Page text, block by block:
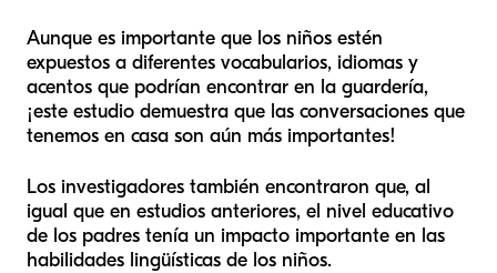
Aunque es importante que los niños estén
expuestos a diferentes vocabularios, idiomas y
acentos que podrían encontrar en la guardería,
¡este estudio demuestra que las conversaciones que
tenemos en casa son aún más importantes!
Los investigadores también encontraron que, al
igual que en estudios anteriores, el nivel educativo
de los padres tenía un impacto importante en las
habilidades lingüísticas de los niños.